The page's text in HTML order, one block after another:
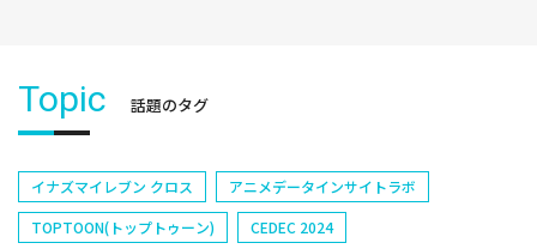
Topic 話題のタグ
イナズマイレブン クロス
アニメデータインサイトラボ
TOPTOON(トップトゥーン)
CEDEC 2024